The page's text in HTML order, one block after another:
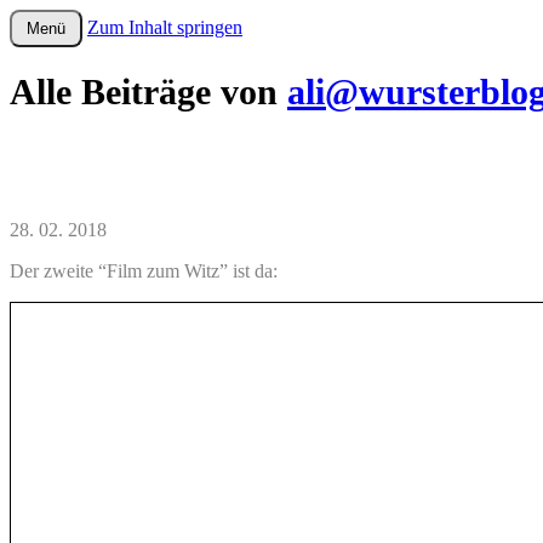
wurster-cartoon-blog.de
Menü Zum Inhalt springen
Alle Beiträge von
28. 02. 2018
Der zweite “Film zum Witz” ist da: